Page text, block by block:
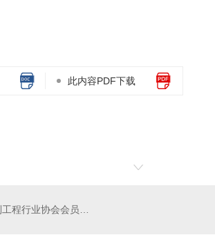
此内容PDF下载
云南省水利工程行业协会会员单位